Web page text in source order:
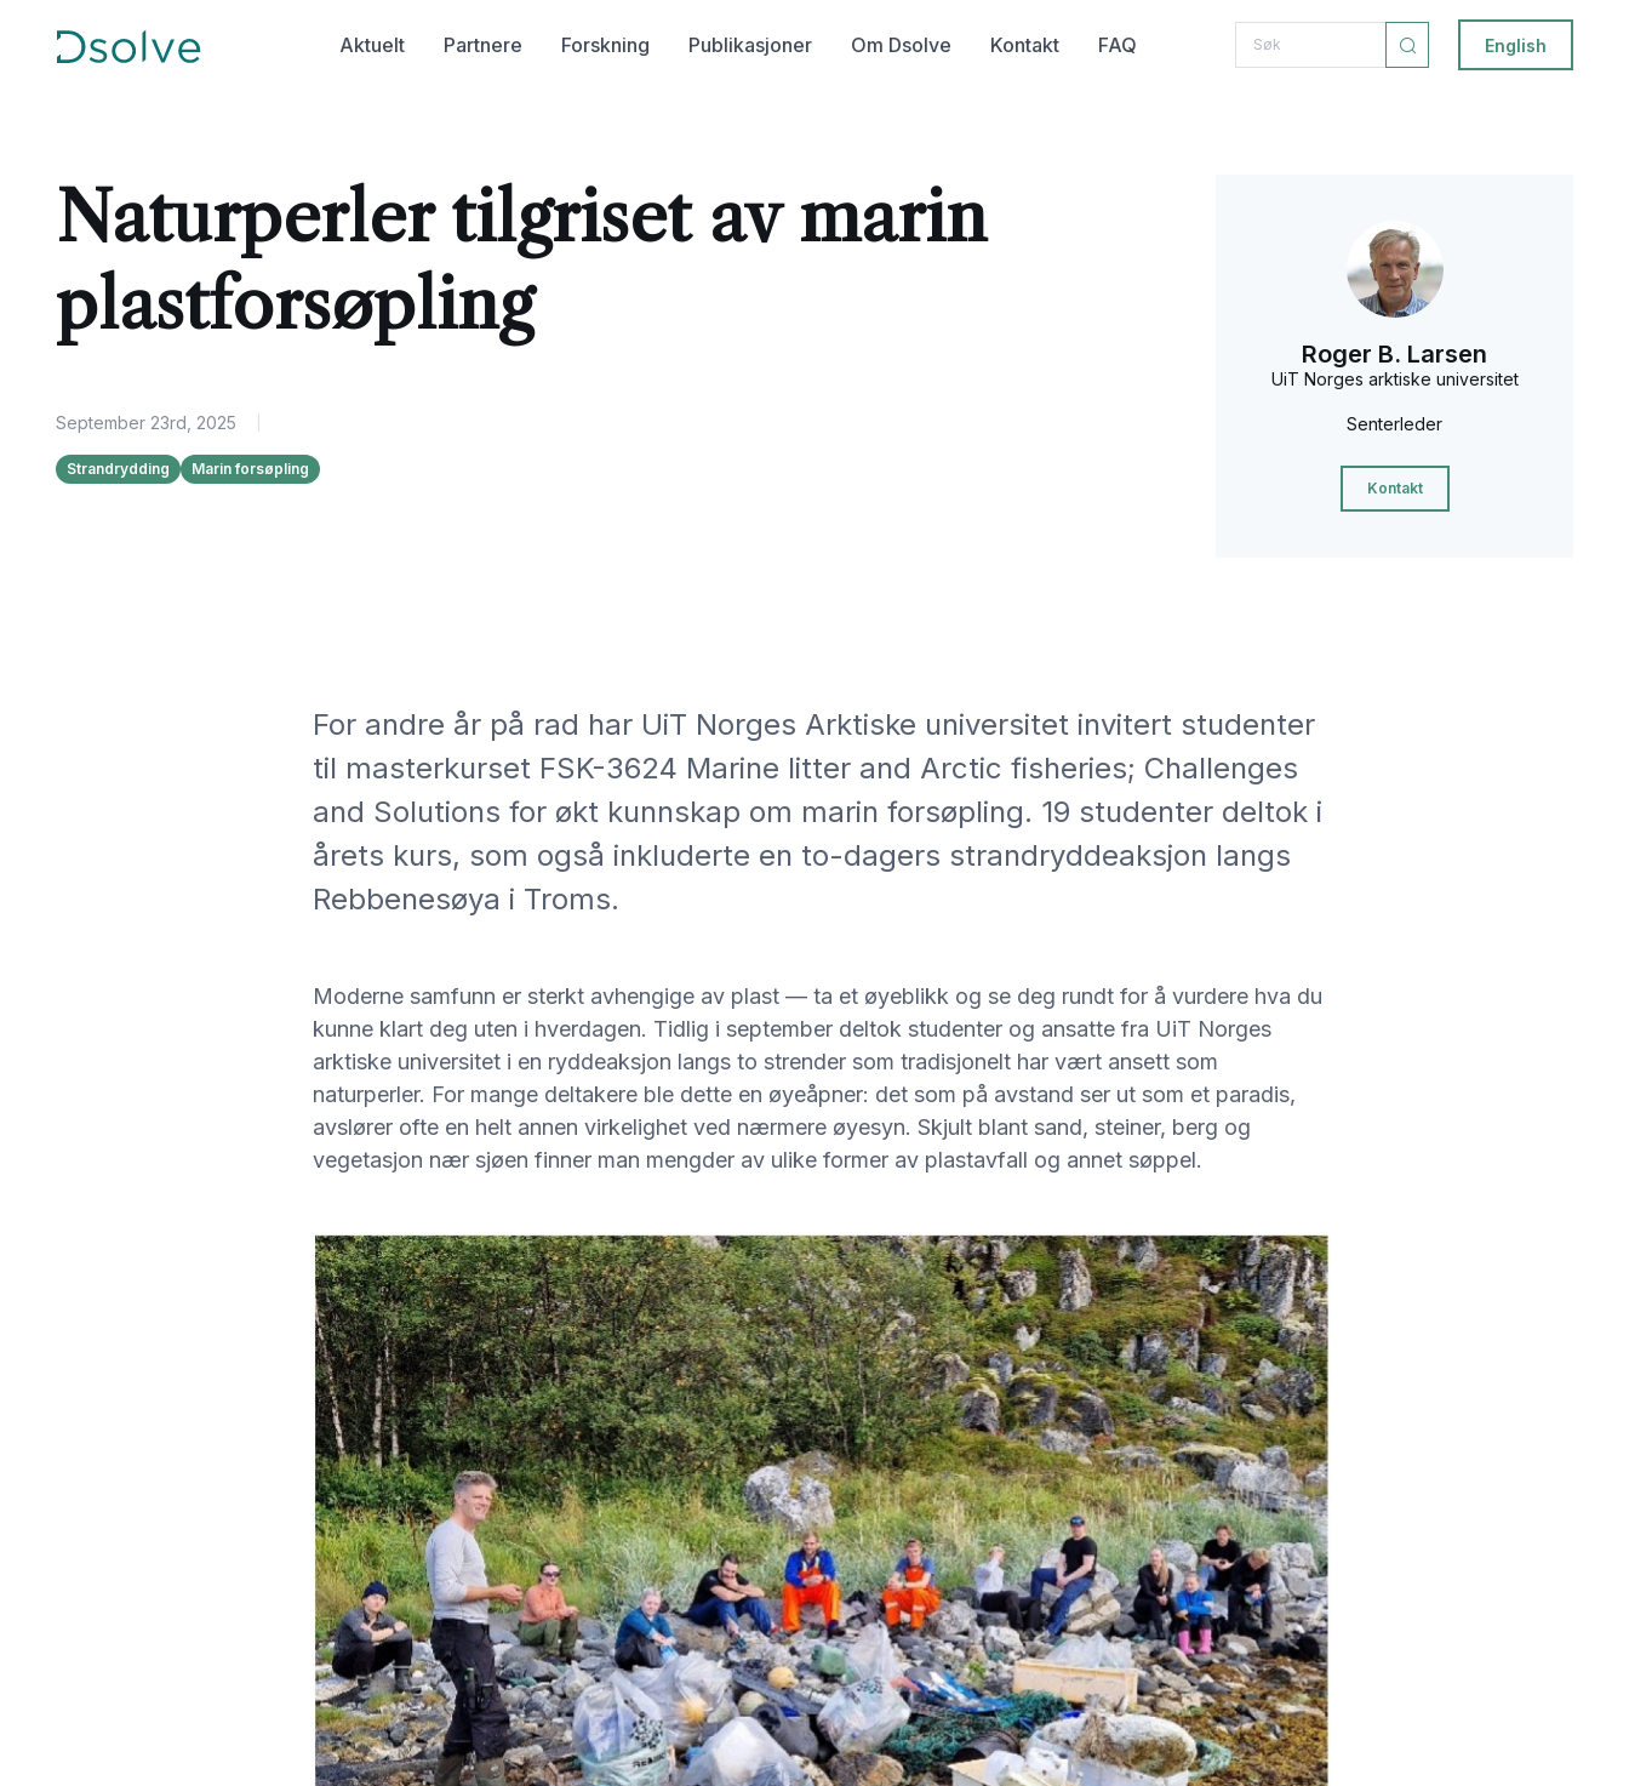
English
Aktuelt Partnere Forskning Publikasjoner Om Dsolve Kontakt FAQ
Naturperler tilgriset av marin
plastforsøpling
September 23rd, 2025
Strandrydding Marin forsøpling
Roger B. Larsen
UiT Norges arktiske universitet
Senterleder
Kontakt
For andre år på rad har UiT Norges Arktiske universitet invitert studenter
til masterkurset FSK-3624 Marine litter and Arctic fisheries; Challenges
and Solutions for økt kunnskap om marin forsøpling. 19 studenter deltok i
årets kurs, som også inkluderte en to-dagers strandryddeaksjon langs
Rebbenesøya i Troms.
Moderne samfunn er sterkt avhengige av plast — ta et øyeblikk og se deg rundt for å vurdere hva du
kunne klart deg uten i hverdagen. Tidlig i september deltok studenter og ansatte fra UiT Norges
arktiske universitet i en ryddeaksjon langs to strender som tradisjonelt har vært ansett som
naturperler. For mange deltakere ble dette en øyeåpner: det som på avstand ser ut som et paradis,
avslører ofte en helt annen virkelighet ved nærmere øyesyn. Skjult blant sand, steiner, berg og
vegetasjon nær sjøen finner man mengder av ulike former av plastavfall og annet søppel.